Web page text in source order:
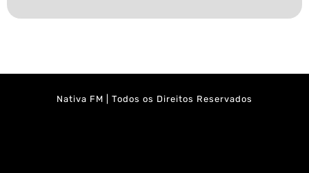
Nativa FM | Todos os Direitos Reservados